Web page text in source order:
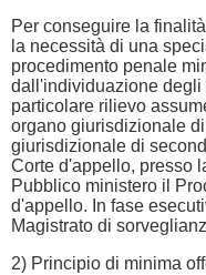
Per conseguire la
la necessità di una
procedimento penale
dall'individuazione degli
particolare rilievo
organo giurisdizionale
giurisdizionale di
Corte d'appello, presso
Pubblico ministero il
d'appello. In fase
Magistrato di
2) Principio di minima